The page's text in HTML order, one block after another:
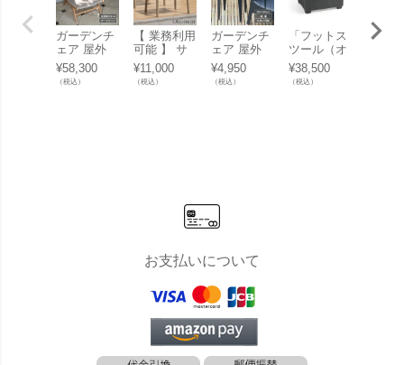
ガーデンチ
ェア 屋外
「ADAN FU
RNITURE
ラウンジチ
¥58,300
（税込）
【 業務利用
可能 】 サ
ウナチェア
スツール 「
コーリー オ
¥11,000
（税込）
ガーデンチ
ェア 屋外
「 FERNE
ロッティ サ
イドテーブ
¥4,950
（税込）
「フットス
ツール（オ
ットマン）
ケター（KE
TER） サル
¥38,500
（税込）
「ガ
お支払いについて